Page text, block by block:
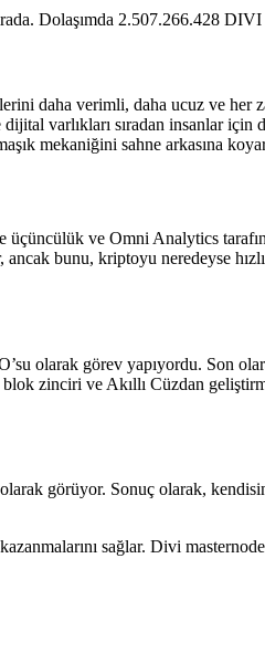
Dolaşımda 2.507.266.428 DIVI
daha verimli, daha ucuz ve her
varlıkları sıradan insanlar
mekaniğini sahne arkasına
ve Omni Analytics
bunu, kriptoyu neredeyse
olarak görev yapıyordu. Son
zinciri ve Akıllı Cüzdan
görüyor. Sonuç olarak,
sağlar. Divi